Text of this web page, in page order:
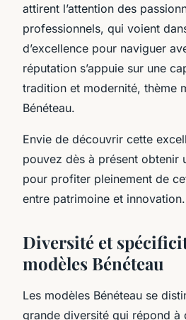
attirent l’attention des
professionnels, qui voient
d’excellence pour naviguer
réputation s’appuie sur une
tradition et modernité, thème
Bénéteau.
Envie de découvrir cette
pouvez dès à présent obtenir
pour profiter pleinement de
entre patrimoine et innovation.
Diversité et
modèles Bénéteau
Les modèles Bénéteau se
grande diversité qui répond à